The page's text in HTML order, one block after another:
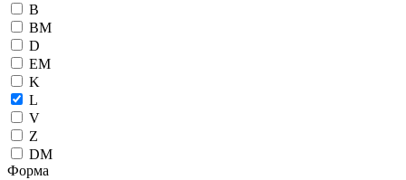
B
BM
D
EM
K
L
V
Z
DM
Форма